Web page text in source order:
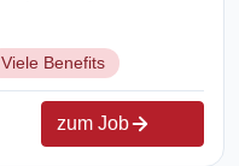
Viele Benefits
zum Job